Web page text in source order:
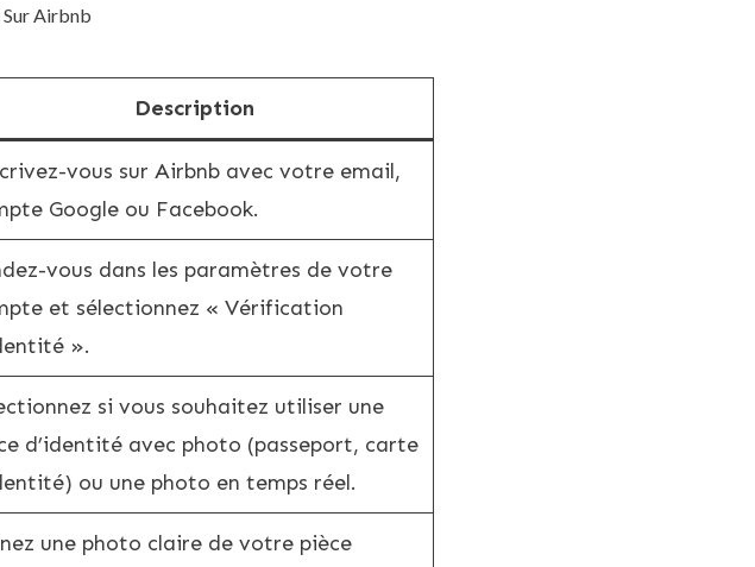
Airbnb
Description
vous sur Airbnb avec votre email,
Google ou Facebook.
vous dans les paramètres de votre
et sélectionnez « Vérification
».
si vous souhaitez utiliser une
d’identité avec photo (passeport, carte
ou une photo en temps réel.
une photo claire de votre pièce